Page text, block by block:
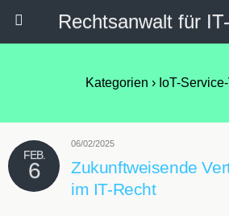
Kategorien ›IoT-
FEB.
6
06/02/2025
Zukunftweisende
im IT-Recht